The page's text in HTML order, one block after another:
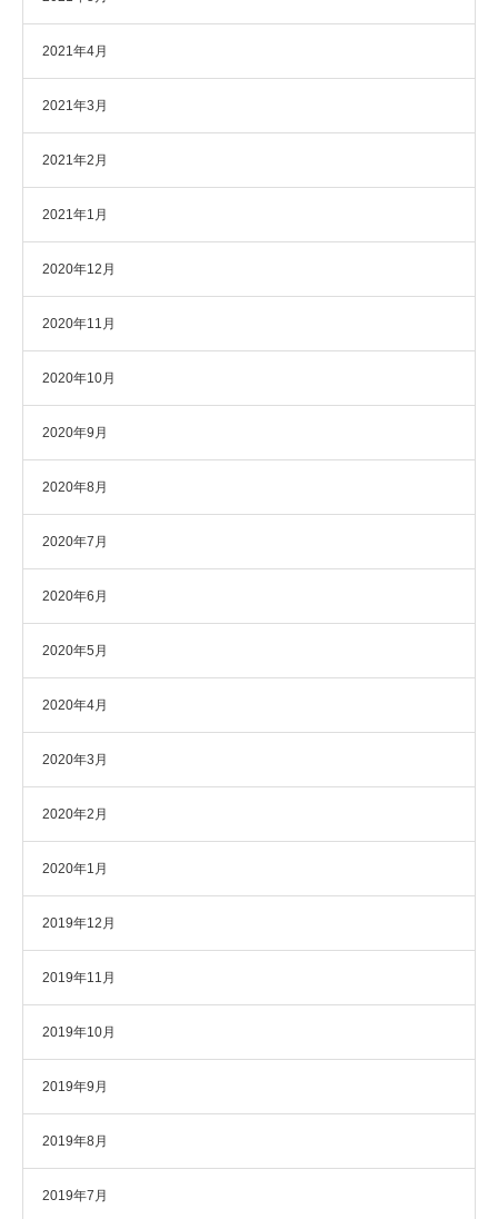
2021年4月
2021年3月
2021年2月
2021年1月
2020年12月
2020年11月
2020年10月
2020年9月
2020年8月
2020年7月
2020年6月
2020年5月
2020年4月
2020年3月
2020年2月
2020年1月
2019年12月
2019年11月
2019年10月
2019年9月
2019年8月
2019年7月